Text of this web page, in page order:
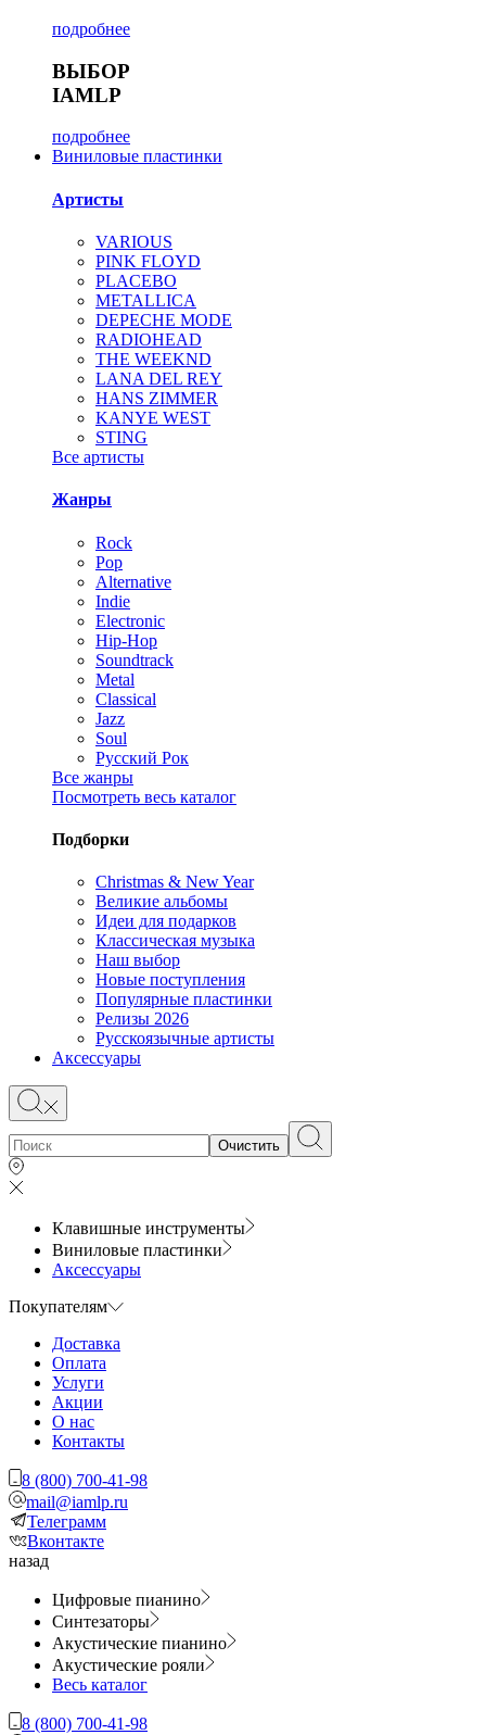
подробнее
ВЫБОР
IAMLP
подробнее
Виниловые пластинки
Артисты
VARIOUS
PINK FLOYD
PLACEBO
METALLICA
DEPECHE MODE
RADIOHEAD
THE WEEKND
LANA DEL REY
HANS ZIMMER
KANYE WEST
STING
Все артисты
Жанры
Rock
Pop
Alternative
Indie
Electronic
Hip-Hop
Soundtrack
Metal
Classical
Jazz
Soul
Русский Рок
Все жанры
Посмотреть весь каталог
Подборки
Christmas & New Year
Великие альбомы
Идеи для подарков
Классическая музыка
Наш выбор
Новые поступления
Популярные пластинки
Релизы 2026
Русскоязычные артисты
Аксессуары
Очистить
Клавишные инструменты
Виниловые пластинки
Аксессуары
Покупателям
Доставка
Оплата
Услуги
Акции
О нас
Контакты
8 (800) 700-41-98
mail@iamlp.ru
Телеграмм
Вконтакте
назад
Цифровые пианино
Синтезаторы
Акустические пианино
Акустические рояли
Весь каталог
8 (800) 700-41-98